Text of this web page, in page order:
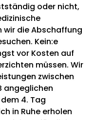
oder nicht,
wir die Abschaffung
Kein:e
vor Kosten auf
müssen. Wir
zwischen
angeglichen
4. Tag
in Ruhe erholen